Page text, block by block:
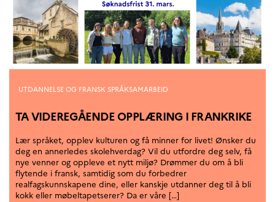
Kategorier
UTDANNELSE OG FRANSK SPRÅKSAMARBEID
TA VIDEREGÅENDE OPPLÆRING I FRANKRIKE
Lær språket, opplev kulturen og få minner for livet! Ønsker du
deg en annerledes skolehverdag? Vil du utfordre deg selv, få
nye venner og oppleve et nytt miljø? Drømmer du om å bli
flytende i fransk, samtidig som du forbedrer
realfagskunnskapene dine, eller kanskje utdanner deg til å bli
kokk eller møbeltapetserer? Da er våre […]